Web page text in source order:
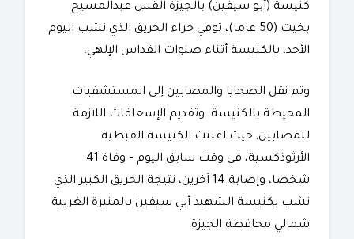
كنيسة (أبو سيفين) بالجيزة القس عبدالمسيح
بخيت (50 عاما)، توفي جراء الحريق الذي نشب اليوم
الأحد، بالكنيسة أثناء صلوات القداس الإلهي.
وتم نقل الضحايا والمصابين إلى المستشفيات
المحيطة بالكنيسة، وتقديم الإسعافات اللازمة
للمصابين, حيث اعلنت الكنيسة القبطية
الأرثوذكسية، في وقت سابق اليوم – وفاة 41
شخصا، وإصابة 14 آخرين، نتيجة الحريق الكبير الذي
نشب بكنيسة الشهيد أبي سيفين بالمنيرة الغربية
شمالي محافظة الجيزة.